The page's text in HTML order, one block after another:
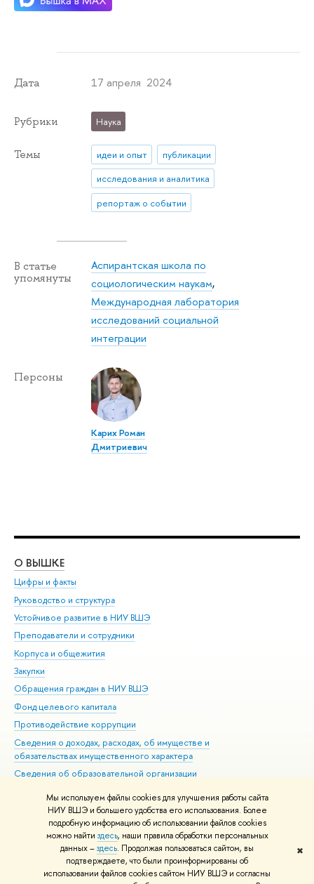
Мы используем файлы cookies для улучшения работы сайта
НИУ ВШЭ и большего удобства его использования. Более
подробную информацию об использовании файлов cookies
можно найти здесь, наши правила обработки персональных
данных –здесь. Продолжая пользоваться сайтом, вы
подтверждаете, что были проинформированы об
использовании файлов cookies сайтом НИУ ВШЭ и согласны
✖
Дата 17 апреля 2024
Рубрики Наука
Темы идеи и опыт
публикации
исследования и аналитика
репортаж о событии
В статье
упомянуты
Аспирантская школа по
социологическим наукам,
Международная лаборатория
исследований социальной
интеграции
Персоны
Карих Роман
Дмитриевич
О ВЫШКЕ
Цифры и факты
Руководство и структура
Устойчивое развитие в НИУ ВШЭ
Преподаватели и сотрудники
Корпуса и общежития
Закупки
Обращения граждан в НИУ ВШЭ
Фонд целевого капитала
Противодействие коррупции
Сведения о доходах, расходах, об имуществе и
обязательствах имущественного характера
Сведения об образовательной организации
Людям с ограниченными возможностями здоровья
Единая платежная страница
Работа в Вышке
© НИУ ВШЭ 1993–2026 Адреса и контакты Условия использования